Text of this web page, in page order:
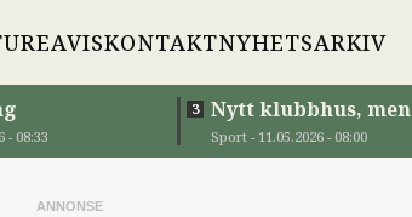
EAVISKONTAKTNYHETSARKIV
- 08:33
Nytt klubbhus, men
mangel på
Sport - 11.05.2026 - 08:00